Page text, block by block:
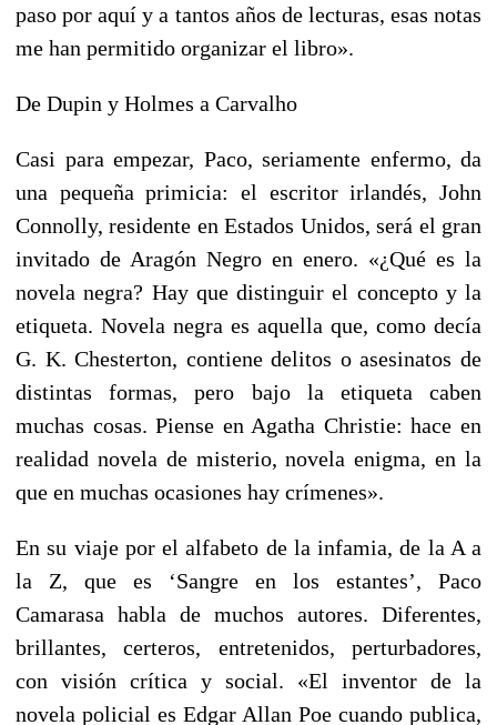
paso por aquí y a tantos años de lecturas, esas notas
me han permitido organizar el libro».
De Dupin y Holmes a Carvalho
Casi para empezar, Paco, seriamente enfermo, da
una pequeña primicia: el escritor irlandés, John
Connolly, residente en Estados Unidos, será el gran
invitado de Aragón Negro en enero. «¿Qué es la
novela negra? Hay que distinguir el concepto y la
etiqueta. Novela negra es aquella que, como decía
G. K. Chesterton, contiene delitos o asesinatos de
distintas formas, pero bajo la etiqueta caben
muchas cosas. Piense en Agatha Christie: hace en
realidad novela de misterio, novela enigma, en la
que en muchas ocasiones hay crímenes».
En su viaje por el alfabeto de la infamia, de la A a
la Z, que es ‘Sangre en los estantes’, Paco
Camarasa habla de muchos autores. Diferentes,
brillantes, certeros, entretenidos, perturbadores,
con visión crítica y social. «El inventor de la
novela policial es Edgar Allan Poe cuando publica,